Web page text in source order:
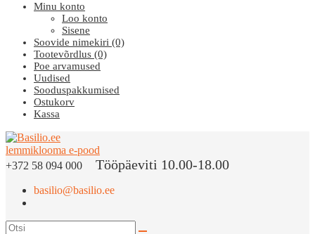
Minu konto
Loo konto
Sisene
Soovide nimekiri (0)
Tootevõrdlus (0)
Poe arvamused
Uudised
Sooduspakkumised
Ostukorv
Kassa
+372 58 094 000 Tööpäeviti 10.00-18.00
basilio@basilio.ee